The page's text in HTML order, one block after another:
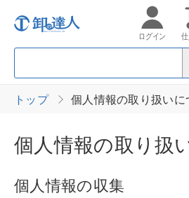
ログイン
トップ 個人情報の取り扱いに
個人情報の取り扱
個人情報の収集